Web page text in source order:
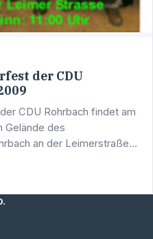
der CDU
CDU Rohrbach findet am
Gelände des
an der Leimerstraße